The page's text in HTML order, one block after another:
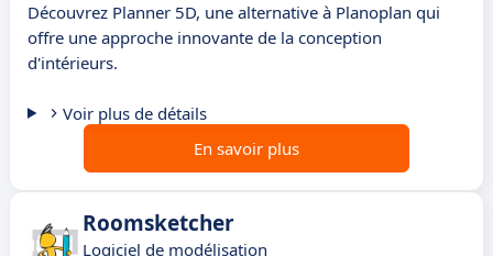
Découvrez Planner 5D, une alternative à Planoplan qui
offre une approche innovante de la conception
d'intérieurs.
Voir plus de détails
En savoir plus
Roomsketcher
Logiciel de modélisation